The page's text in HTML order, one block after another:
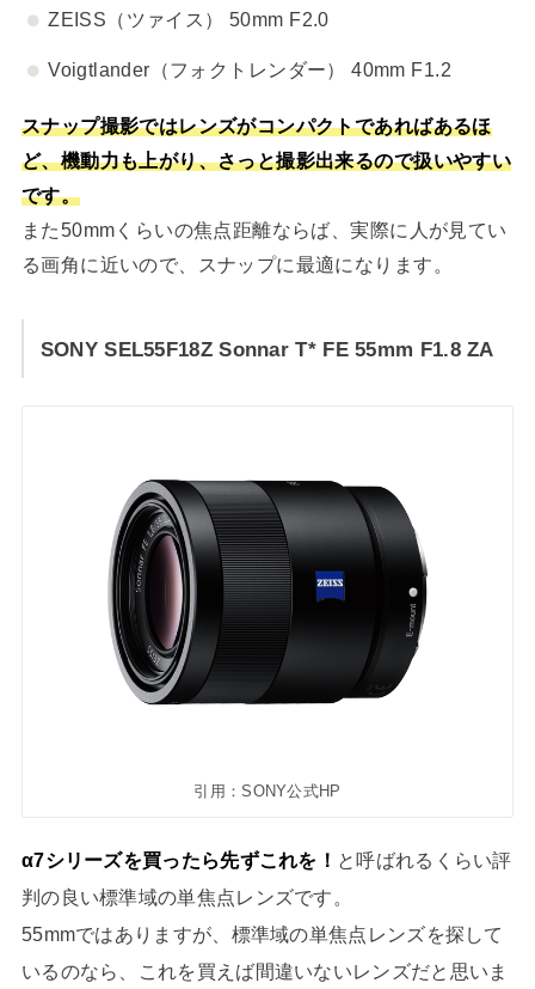
ZEISS（ツァイス） 50mm F2.0
Voigtlander（フォクトレンダー） 40mm F1.2
スナップ撮影ではレンズがコンパクトであればあるほ
ど、機動力も上がり、さっと撮影出来るので扱いやすい
です。
また50mmくらいの焦点距離ならば、実際に人が見てい
る画角に近いので、スナップに最適になります。
SONY SEL55F18Z Sonnar T* FE 55mm F1.8 ZA
引用：SONY公式HP
α7シリーズを買ったら先ずこれを！ と呼ばれるくらい評
判の良い標準域の単焦点レンズです。
55mmではありますが、標準域の単焦点レンズを探して
いるのなら、これを買えば間違いないレンズだと思いま